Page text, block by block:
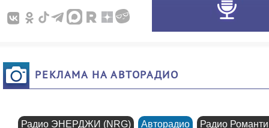
РЕКЛАМА НА АВТОРАДИО